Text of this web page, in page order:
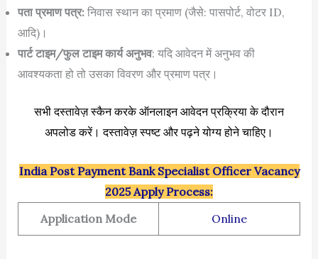
पता प्रमाण पत्र: निवास स्थान का प्रमाण (जैसे: पासपोर्ट, वोटर ID,
आदि)।
पार्ट टाइम/फुल टाइम कार्य अनुभव: यदि आवेदन में अनुभव की
आवश्यकता हो तो उसका विवरण और प्रमाण पत्र।
सभी दस्तावेज़ स्कैन करके ऑनलाइन आवेदन प्रक्रिया के दौरान
अपलोड करें। दस्तावेज़ स्पष्ट और पढ़ने योग्य होने चाहिए।
India Post Payment Bank Specialist Officer Vacancy
2025 Apply Process:
Application Mode
Online